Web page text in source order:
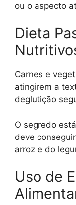
ou o aspecto
Dieta
Carnes e
atingirem a
deglutição
O segredo
deve
arroz e do
Uso de